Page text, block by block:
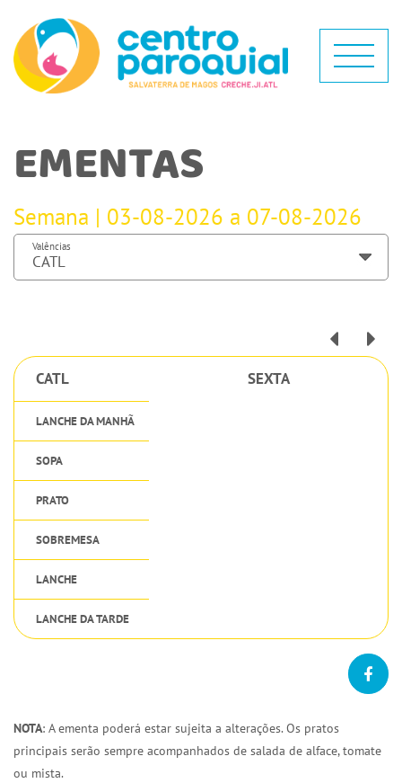
EMENTAS
Semana | 03-08-2026 a 07-08-2026
Valências
CATL SEXTA
LANCHE DA MANHÃ
SOPA
PRATO
SOBREMESA
LANCHE
LANCHE DA TARDE
NOTA: A ementa poderá estar sujeita a alterações. Os pratos
principais serão sempre acompanhados de salada de alface, tomate
ou mista.